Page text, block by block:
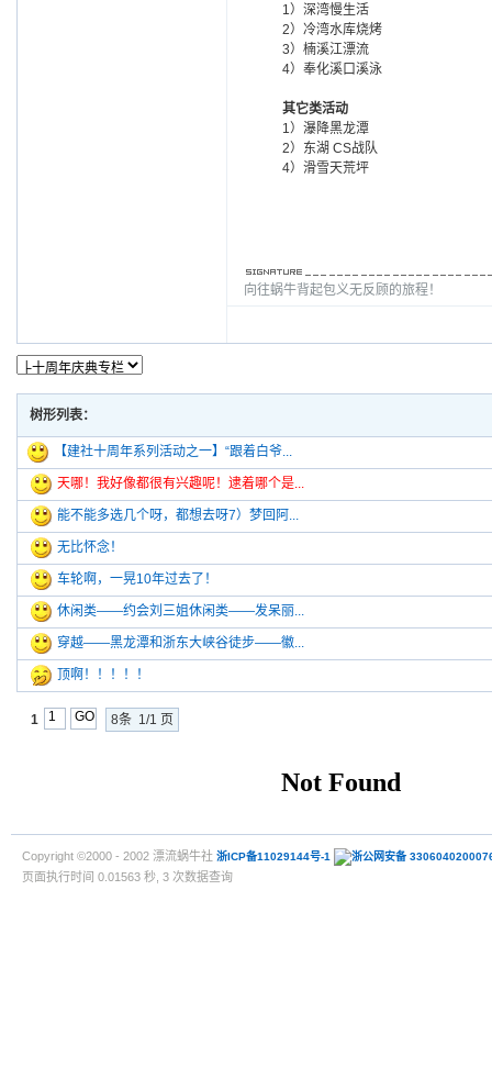
1）深湾慢生活
2）冷湾水库烧烤
3）楠溪江漂流
4）奉化溪口溪泳
其它类活动
1）瀑降黑龙潭
2）东湖 CS战队
4）滑雪天荒坪
向往蜗牛背起包义无反顾的旅程！
树形列表：
【建社十周年系列活动之一】“跟着白爷...
天哪！我好像都很有兴趣呢！逮着哪个是...
能不能多选几个呀，都想去呀7）梦回阿...
无比怀念！
车轮啊，一晃10年过去了！
休闲类——约会刘三姐休闲类——发呆丽...
穿越——黑龙潭和浙东大峡谷徒步——徽...
顶啊！！！！！
1 8条 1/1 页
Copyright ©2000 - 2002 漂流蜗牛社 浙ICP备11029144号-1 浙公网安备
页面执行时间 0.01563 秒, 3 次数据查询